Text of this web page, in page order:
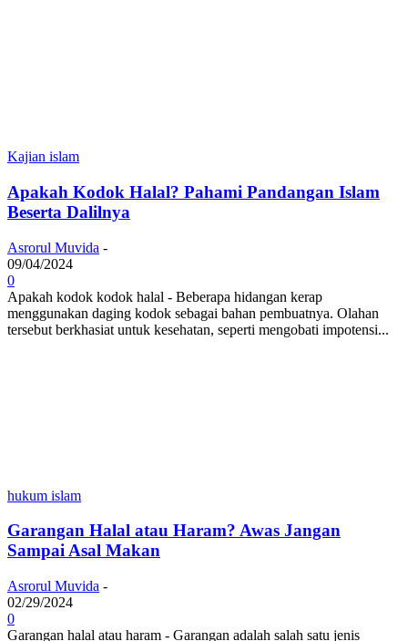
Kajian islam
Apakah Kodok Halal? Pahami Pandangan Islam
Beserta Dalilnya
Asrorul Muvida -
09/04/2024
0
Apakah kodok kodok halal - Beberapa hidangan kerap
menggunakan daging kodok sebagai bahan pembuatnya. Olahan
tersebut berkhasiat untuk kesehatan, seperti mengobati impotensi...
hukum islam
Garangan Halal atau Haram? Awas Jangan
Sampai Asal Makan
Asrorul Muvida -
02/29/2024
0
Garangan halal atau haram - Garangan adalah salah satu jenis